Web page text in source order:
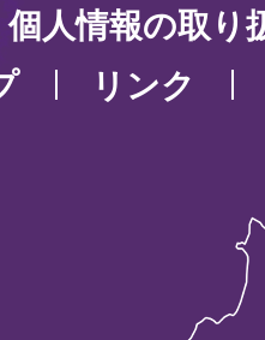
個人情報の取り
リンク